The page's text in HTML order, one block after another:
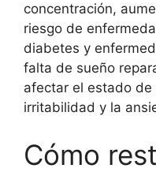
concentración,
riesgo de
diabetes y
falta de sueño
afectar el estado
irritabilidad y la
Cómo